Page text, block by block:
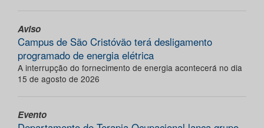
Aviso
Campus de São Cristóvão terá desligamento
programado de energia elétrica
A interrupção do fornecimento de energia acontecerá no dia
15 de agosto de 2026
Evento